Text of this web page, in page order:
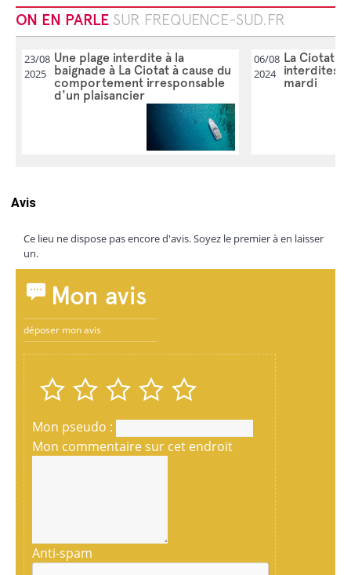
ON EN PARLE SUR FREQUENCE-SUD.FR
23/08
2025
Une plage interdite à la
baignade à La Ciotat à cause du
comportement irresponsable
d'un plaisancier
06/08
2024
La Ciotat:
interdites à
mardi
Avis
Ce lieu ne dispose pas encore d'avis. Soyez le premier à en laisser
un.
Mon avis
déposer mon avis
Mon pseudo :
Mon commentaire sur cet endroit
Anti-spam